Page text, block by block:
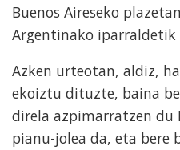
Buenos Aireseko
Argentinako iparraldetik
Azken urteotan, aldiz,
ekoiztu dituzte, baina
direla azpimarratzen du
pianu-jolea da, eta bere